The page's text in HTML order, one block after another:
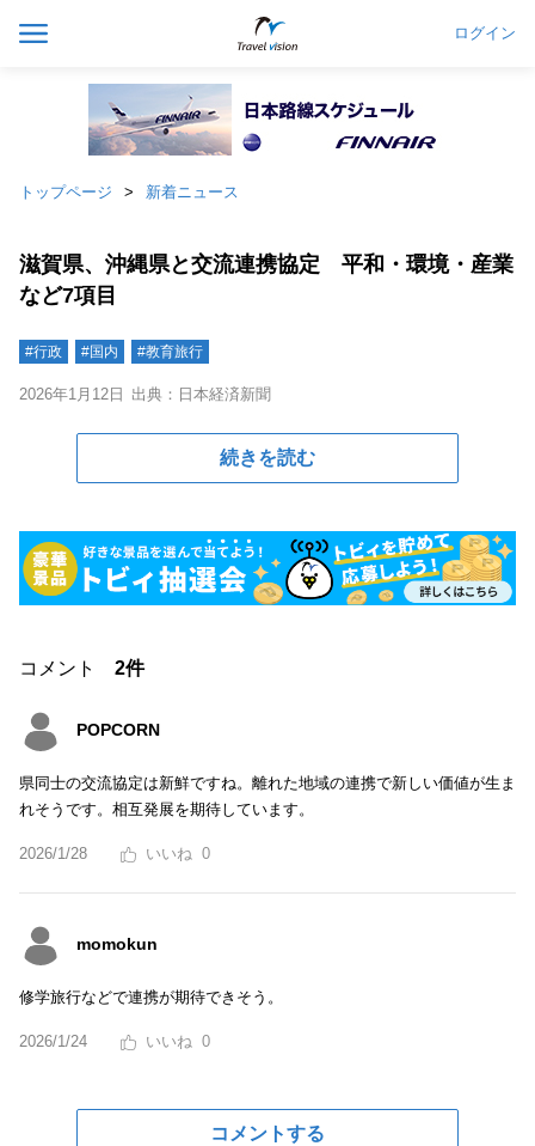
ログイン
トップページ 新着ニュース
滋賀県、沖縄県と交流連携協定 平和・環境・産業
など7項目
#行政 #国内 #教育旅行
2026年1月12日 出典：日本経済新聞
続きを読む
コメント 2件
POPCORN
県同士の交流協定は新鮮ですね。離れた地域の連携で新しい価値が生ま
れそうです。相互発展を期待しています。
2026/1/28 0
momokun
修学旅行などで連携が期待できそう。
2026/1/24 0
コメントする